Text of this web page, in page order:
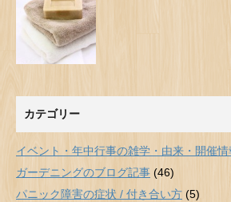
カテゴリー
イベント・年中行事の雑学・由来・開催
ガーデニングのブログ記事 (46)
パニック障害の症状 / 付き合い方 (5)